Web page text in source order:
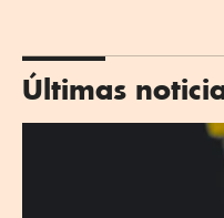
Últimas